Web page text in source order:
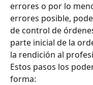
errores o por lo
errores posible,
de control de
parte inicial de la
la rendición al
Estos pasos los
forma: